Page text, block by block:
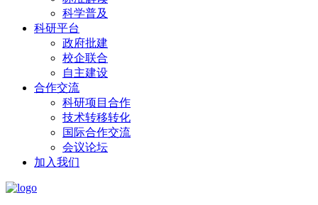
科学普及
科研平台
政府批建
校企联合
自主建设
合作交流
科研项目合作
技术转移转化
国际合作交流
会议论坛
加入我们